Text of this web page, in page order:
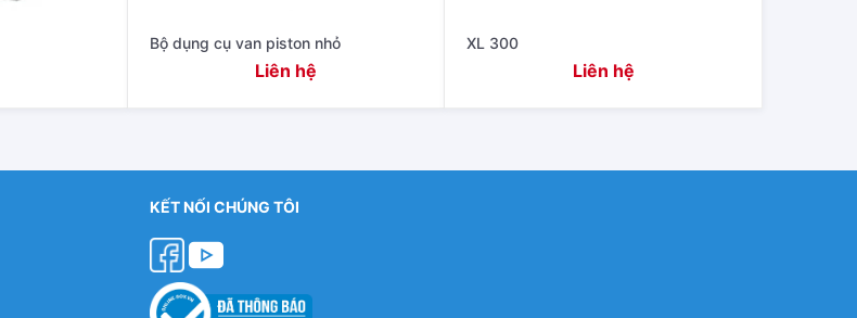
Bộ dụng cụ van piston nhỏ
Liên hệ
XL 300
Liên hệ
KẾT NỐI CHÚNG TÔI